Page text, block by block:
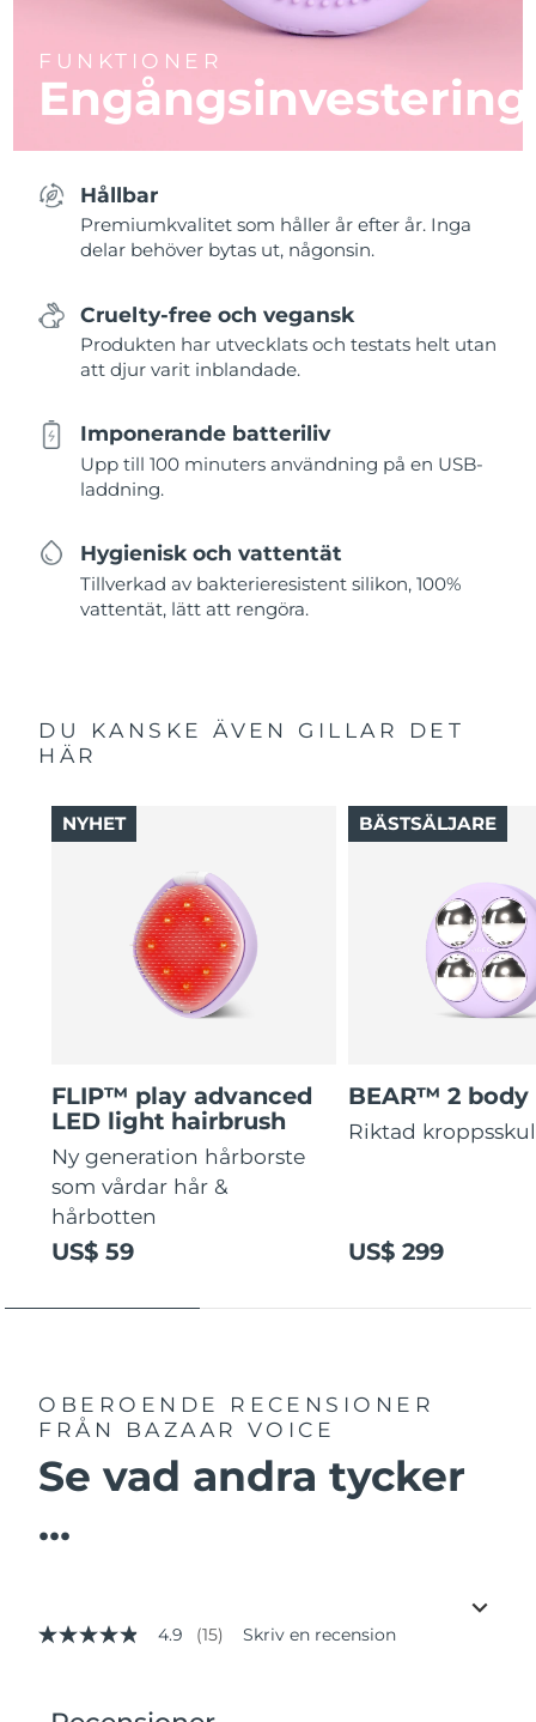
FUNKTIONER
Engångsinvestering
Hållbar
Premiumkvalitet som håller år efter år. Inga
delar behöver bytas ut, någonsin.
Cruelty-free och vegansk
Produkten har utvecklats och testats helt utan
att djur varit inblandade.
Imponerande batteriliv
Upp till 100 minuters användning på en USB-
laddning.
Hygienisk och vattentät
Tillverkad av bakterieresistent silikon, 100%
vattentät, lätt att rengöra.
DU KANSKE ÄVEN GILLAR DET
HÄR
FLIP™ play advanced
LED light hairbrush
Ny generation hårborste
som vårdar hår &
hårbotten
US$ 59
NYHET
BEAR™ 2 body
Riktad
US$ 299
BÄSTSÄLJARE
OBEROENDE RECENSIONER
FRÅN BAZAAR VOICE
Se vad andra tycker
...
4.9
4.9 (15) Skriv en recension